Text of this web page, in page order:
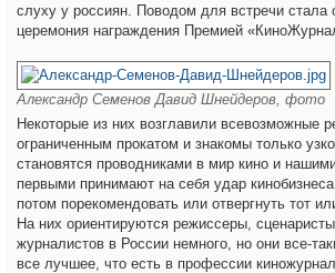
слуху у россиян. Поводом для встречи стала
церемония награждения Премией
Александр Семенов Давид Шнейдеров, фото
Некоторые из них возглавили всевозможные
ограниченным прокатом и знакомы только
становятся проводниками в мир кино и
первыми принимают на себя удар
потом порекомендовать или отвергнуть тот
На них ориентируются режиссеры,
журналистов в России немного, но они все-
все лучшее, что есть в профессии